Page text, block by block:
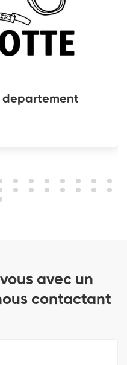
avec un
contactant